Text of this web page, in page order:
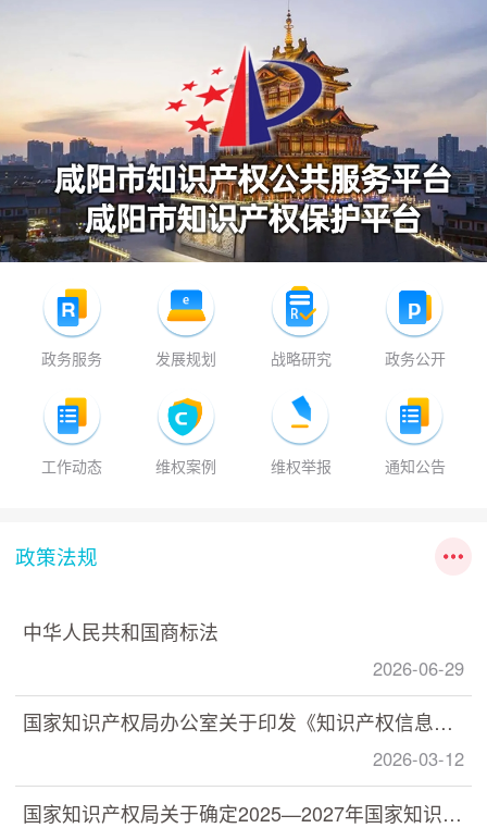
政务服务 发展规划 战略研究 政务公开
工作动态 维权案例 维权举报 通知公告
政策法规
中华人民共和国商标法
2026-06-29
国家知识产权局办公室关于印发《知识产权信息分析利用指南》的通知
2026-03-12
国家知识产权局关于确定2025—2027年国家知识产权强国建设示范创建对象的通知